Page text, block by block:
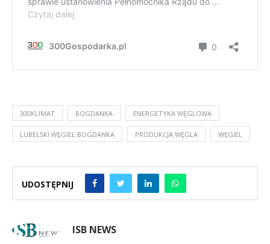
300KLIMAT BOGDANKA ENERGETYKA WĘGLOWA
LUBELSKI WĘGIEL BOGDANKA PRODUKCJA WĘGLA WĘGIEL
UDOSTĘPNIJ
ISB NEWS